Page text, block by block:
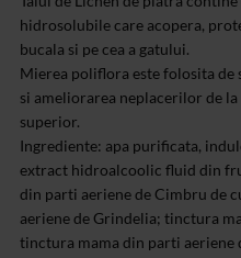
hidrosolubile care acopera,
bucala si pe cea a gatului.
Mierea poliflora este folosita
si ameliorarea neplacerilor de
superior.
Ingrediente: apa purificata,
extract hidroalcoolic fluid din
din parti aeriene de Cimbru de
aeriene de Grindelia; tinctura
tinctura mama din parti aeriene